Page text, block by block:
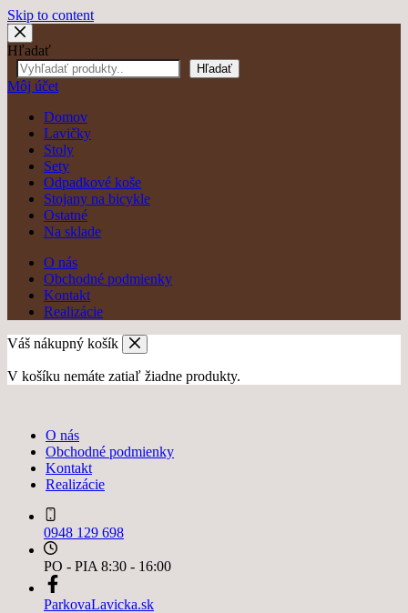
Skip to content
Hľadať
Hľadať
Môj účet
Domov
Lavičky
Stoly
Sety
Odpadkové koše
Stojany na bicykle
Ostatné
Na sklade
O nás
Obchodné podmienky
Kontakt
Realizácie
Váš nákupný košík
V košíku nemáte zatiaľ žiadne produkty.
O nás
Obchodné podmienky
Kontakt
Realizácie
0948 129 698
PO - PIA 8:30 - 16:00
ParkovaLavicka.sk